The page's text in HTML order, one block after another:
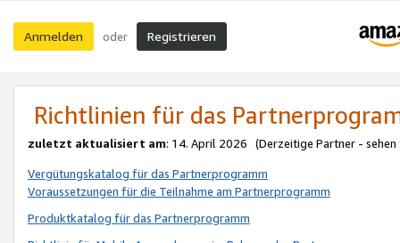
Anmelden oder Registrieren
Richtlinien für das
zuletzt aktualisiert am: 14. April 2026 (Derzeitige Partner - sehen
Vergütungskatalog für das Partnerprogramm
Voraussetzungen für die Teilnahme am Partnerprogramm
Produktkatalog für das Partnerprogramm